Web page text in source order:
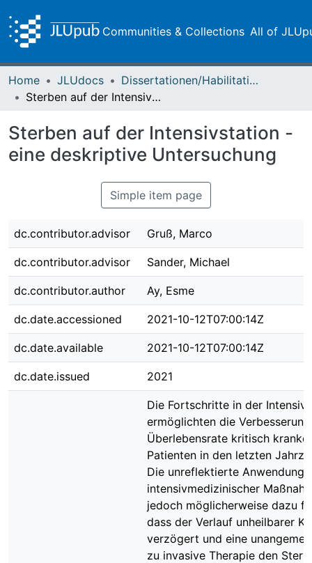
Communities & Collections All of
Home JLUdocs
Dissertationen/Habilitationen
Sterben auf der Intensivstation - eine deskriptive Untersuchung
Sterben auf der Intensivstation -
eine deskriptive Untersuchung
Simple item page
dc.contributor.advisor Gruß, Marco
dc.contributor.advisor Sander, Michael
dc.contributor.author Ay, Esme
dc.date.accessioned 2021-10-12T07:00:14Z
dc.date.available 2021-10-12T07:00:14Z
dc.date.issued 2021
Die Fortschritte in der
ermöglichten die
Überlebensrate kritisch kranker
Patienten in den letzten
Die unreflektierte Anwendung
intensivmedizinischer
jedoch möglicherweise dazu
dass der Verlauf unheilbarer
verzögert und eine
zu invasive Therapie den